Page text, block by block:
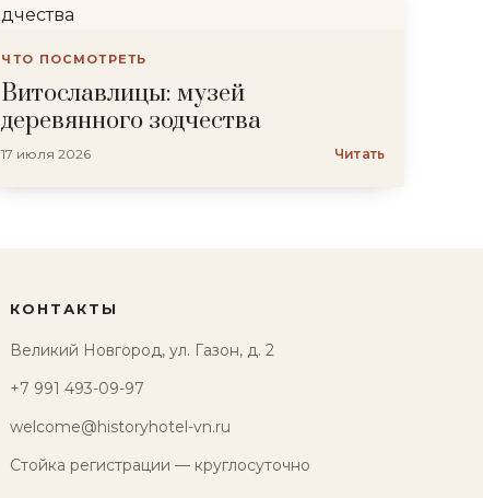
ЧТО ПОСМОТРЕТЬ
Витославлицы: музей
деревянного зодчества
17 июля 2026 Читать
КОНТАКТЫ
Великий Новгород, ул. Газон, д. 2
+7 991 493-09-97
welcome@historyhotel-vn.ru
Стойка регистрации — круглосуточно